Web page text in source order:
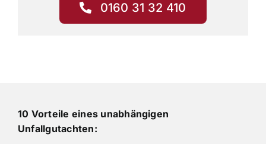
0160 31 32 410
10 Vorteile eines unabhängigen
Unfallgutachten: